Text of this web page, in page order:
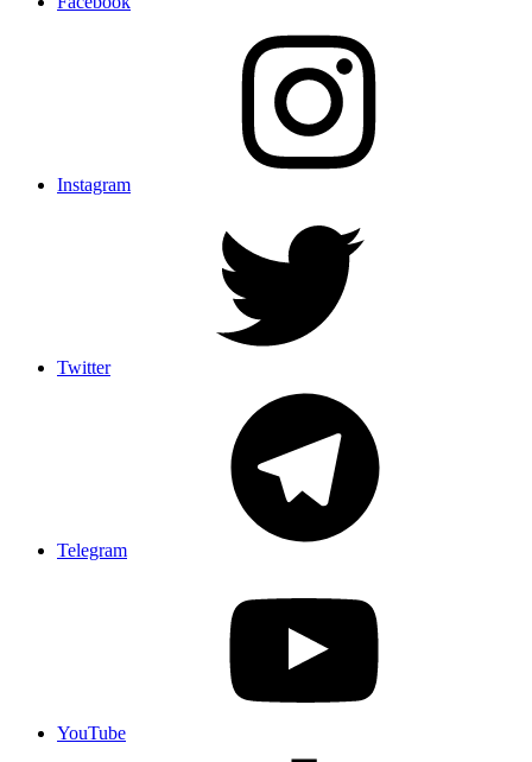
Instagram
Twitter
Telegram
YouTube